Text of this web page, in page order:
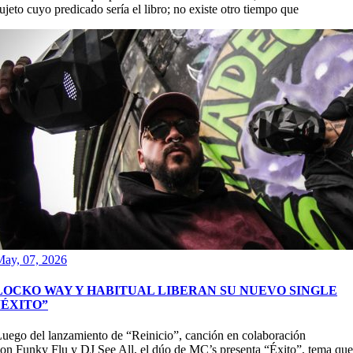
cuyo predicado sería el libro; no existe otro tiempo que
07, 2026
WAY Y HABITUAL LIBERAN SU NUEVO SINGLE
del lanzamiento de “Reinicio”, canción en colaboración
Funky Flu y DJ See All, el dúo de MC’s presenta “Éxito”, tema que